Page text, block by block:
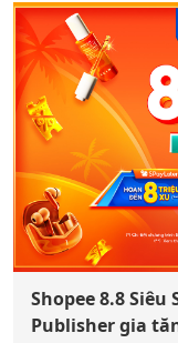
Shopee 8.8
Publisher gia